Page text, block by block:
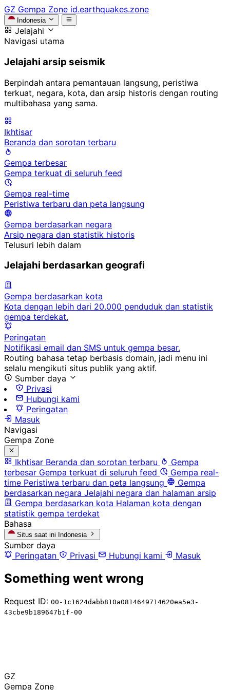
GZ Gempa Zone id.earthquakes.zone
Indonesia
Jelajahi
Navigasi utama
Jelajahi arsip seismik
Berpindah antara pemantauan langsung, peristiwa
terkuat, negara, kota, dan arsip historis dengan routing
multibahasa yang sama.
Ikhtisar
Beranda dan sorotan terbaru
Gempa terbesar
Gempa terkuat di seluruh feed
Gempa real-time
Peristiwa terbaru dan peta langsung
Gempa berdasarkan negara
Arsip negara dan statistik historis
Telusuri lebih dalam
Jelajahi berdasarkan geografi
Gempa berdasarkan kota
Kota dengan lebih dari 20.000 penduduk dan statistik
gempa terdekat.
Peringatan
Notifikasi email dan SMS untuk gempa besar.
Routing bahasa tetap berbasis domain, jadi menu ini
selalu mengikuti situs publik yang aktif.
Sumber daya
Privasi
Hubungi kami
Peringatan
Masuk
Navigasi
Gempa Zone
Ikhtisar Beranda dan sorotan terbaru
Gempa
terbesar Gempa terkuat di seluruh feed
Gempa real-
time Peristiwa terbaru dan peta langsung
Gempa
berdasarkan negara Jelajahi negara dan halaman arsip
Gempa berdasarkan kota Halaman kota dengan
statistik gempa terdekat
Bahasa
Situs saat ini Indonesia
Sumber daya
Peringatan
Privasi Hubungi kami Masuk
Something went wrong
Request ID: 00-1c1624dabb810a0814649714620ea5e3-
43cbe9b189647b1f-00
GZ
Gempa Zone